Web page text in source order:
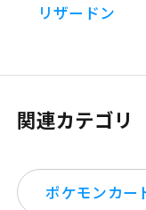
リザードン
関連カテゴリ
ポケモンカー